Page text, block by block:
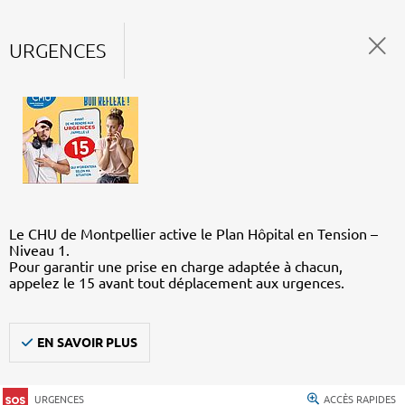
URGENCES
Le CHU de Montpellier active le Plan Hôpital en Tension –
Niveau 1.
Pour garantir une prise en charge adaptée à chacun,
appelez le 15 avant tout déplacement aux urgences.
EN SAVOIR PLUS
URGENCES ACCÈS RAPIDES